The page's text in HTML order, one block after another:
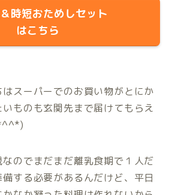
時短おためしセット
はこちら
スーパーでのお買い物がとにか
ものも玄関先まで届けてもらえ
のでまだまだ離乳食期で１人だ
する必要があるんだけど、平日